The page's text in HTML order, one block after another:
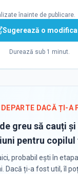
înainte de publicare.
Sugerează o
Durează sub 1 minut.
DACĂ ȚI-A
greu să cauți
pentru copilul
probabil ești în
Dacă ți-a fost util, îl